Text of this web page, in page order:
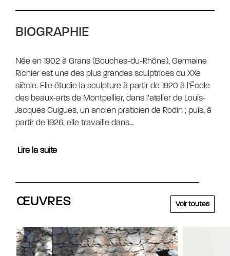
BIOGRAPHIE
Née en 1902 à Grans (Bouches-du-Rhône), Germaine
Richier est une des plus grandes sculptrices du XXe
siècle. Elle étudie la sculpture à partir de 1920 à l’École
des beaux-arts de Montpellier, dans l’atelier de Louis-
Jacques Guigues, un ancien praticien de Rodin ; puis, à
partir de 1926, elle travaille dans…
Lire la suite
ŒUVRES Voir toutes